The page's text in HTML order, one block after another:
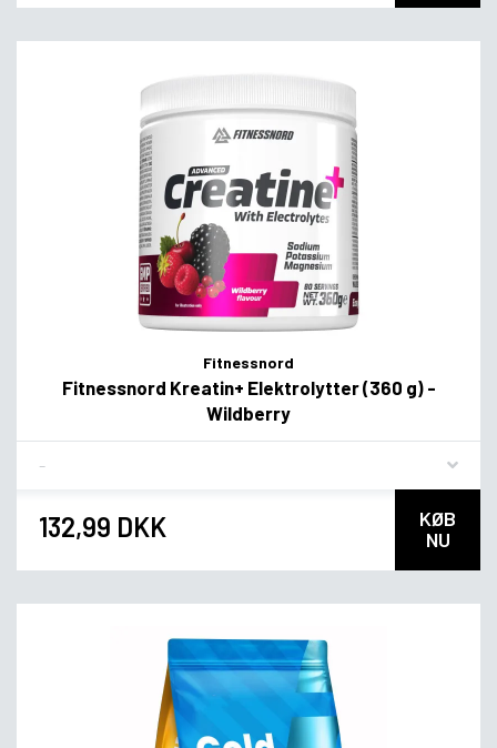
Fitnessnord
Fitnessnord Kreatin+ Elektrolytter (360 g) -
Wildberry
132,99 DKK
KØB
NU